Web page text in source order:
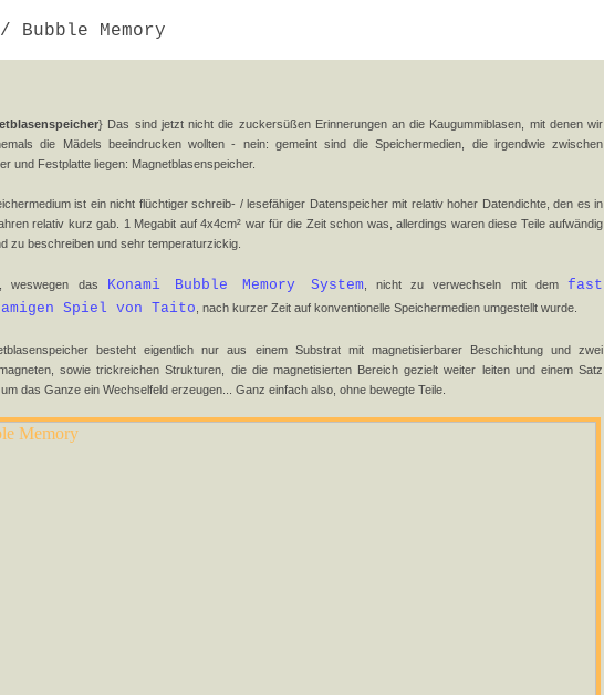
/ Bubble Memory
} Das sind jetzt nicht die zuckersüßen Erinnerungen an die Kaugummiblasen, mit denen wir
die Mädels beeindrucken wollten - nein: gemeint sind die Speichermedien, die irgendwie zwischen
und Festplatte liegen: Magnetblasenspeicher.
ist ein nicht flüchtiger schreib- / lesefähiger Datenspeicher mit relativ hoher Datendichte, den es in
relativ kurz gab. 1 Megabit auf 4x4cm² war für die Zeit schon was, allerdings waren diese Teile aufwändig
zu beschreiben und sehr temperaturzickig.
weswegen das Konami Bubble Memory System , nicht zu verwechseln mit dem fast
Spiel von Taito , nach kurzer Zeit auf konventionelle Speichermedien umgestellt wurde.
besteht eigentlich nur aus einem Substrat mit magnetisierbarer Beschichtung und zwei
sowie trickreichen Strukturen, die die magnetisierten Bereich gezielt weiter leiten und einem Satz
das Ganze ein Wechselfeld erzeugen... Ganz einfach also, ohne bewegte Teile.